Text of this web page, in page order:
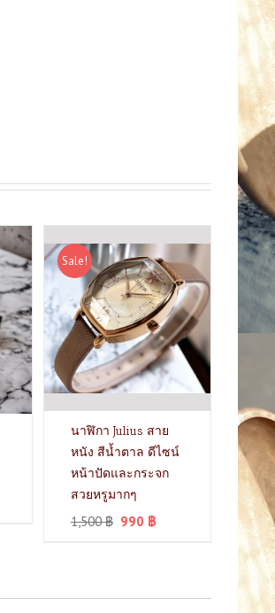
Sale!
นาฬิกา Julius สาย
หนัง สีน้ำตาล ดีไซน์
หน้าปัดและกระจก
สวยหรูมากๆ
1,500฿ 990 ฿